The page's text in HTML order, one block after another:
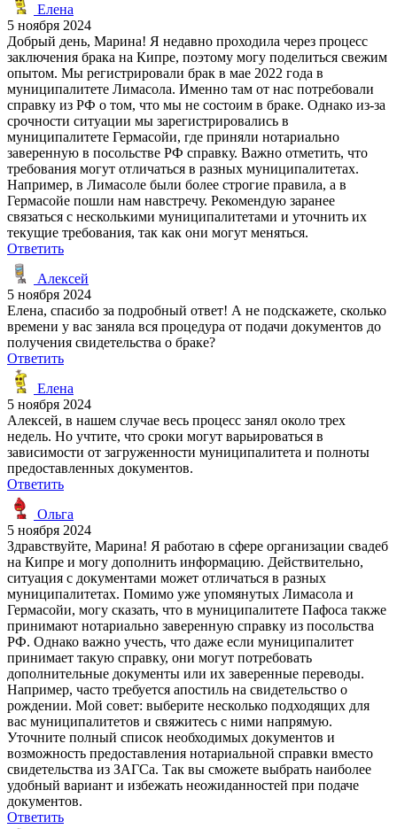
Елена
5 ноября 2024
Добрый день, Марина! Я недавно проходила через процесс
заключения брака на Кипре, поэтому могу поделиться свежим
опытом. Мы регистрировали брак в мае 2022 года в
муниципалитете Лимасола. Именно там от нас потребовали
справку из РФ о том, что мы не состоим в браке. Однако из-за
срочности ситуации мы зарегистрировались в
муниципалитете Гермасойи, где приняли нотариально
заверенную в посольстве РФ справку. Важно отметить, что
требования могут отличаться в разных муниципалитетах.
Например, в Лимасоле были более строгие правила, а в
Гермасойе пошли нам навстречу. Рекомендую заранее
связаться с несколькими муниципалитетами и уточнить их
текущие требования, так как они могут меняться.
Ответить
Алексей
5 ноября 2024
Елена, спасибо за подробный ответ! А не подскажете, сколько
времени у вас заняла вся процедура от подачи документов до
получения свидетельства о браке?
Ответить
Елена
5 ноября 2024
Алексей, в нашем случае весь процесс занял около трех
недель. Но учтите, что сроки могут варьироваться в
зависимости от загруженности муниципалитета и полноты
предоставленных документов.
Ответить
Ольга
5 ноября 2024
Здравствуйте, Марина! Я работаю в сфере организации свадеб
на Кипре и могу дополнить информацию. Действительно,
ситуация с документами может отличаться в разных
муниципалитетах. Помимо уже упомянутых Лимасола и
Гермасойи, могу сказать, что в муниципалитете Пафоса также
принимают нотариально заверенную справку из посольства
РФ. Однако важно учесть, что даже если муниципалитет
принимает такую справку, они могут потребовать
дополнительные документы или их заверенные переводы.
Например, часто требуется апостиль на свидетельство о
рождении. Мой совет: выберите несколько подходящих для
вас муниципалитетов и свяжитесь с ними напрямую.
Уточните полный список необходимых документов и
возможность предоставления нотариальной справки вместо
свидетельства из ЗАГСа. Так вы сможете выбрать наиболее
удобный вариант и избежать неожиданностей при подаче
документов.
Ответить